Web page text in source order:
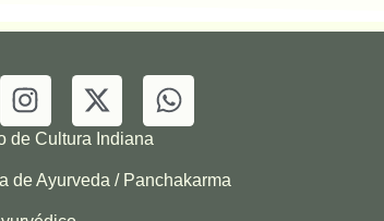
de Cultura Indiana
de Ayurveda / Panchakarma